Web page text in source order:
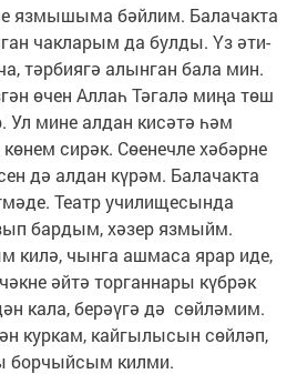
язмышыма бәйлим. Балачакта
чакларым да булды. Үз әти-
тәрбиягә алынган бала мин.
өчен Аллаһ Тәгалә миңа төш
Ул мине алдан кисәтә һәм
сирәк. Сөенечле хәбәрне
дә алдан күрәм. Балачакта
Театр училищесында
бардым, хәзер язмыйм.
килә, чынга ашмаса ярар иде,
әйтә торганнары күбрәк
кала, берәүгә дә сөйләмим.
куркам, кайгылысын сөйләп,
борчыйсым килми.